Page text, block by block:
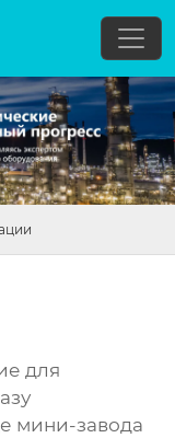
для
мини-завода